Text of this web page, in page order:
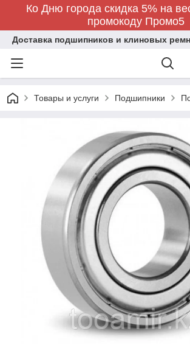
Ко Дню города скидка 5% на
промокоду Промо5
Доставка подшипников и клиновых
Товары и услуги Подшипники